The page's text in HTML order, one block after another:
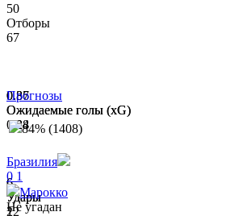
50
Отборы
67
0.86
Ожидаемые голы (xG)
1.28
6
Удары
12
0.37
Ожидаемые голы (xG)
0.24
6
Удары
2
Прогнозы
84% (1408)
Бразилия
0 1
Марокко
Не угадан